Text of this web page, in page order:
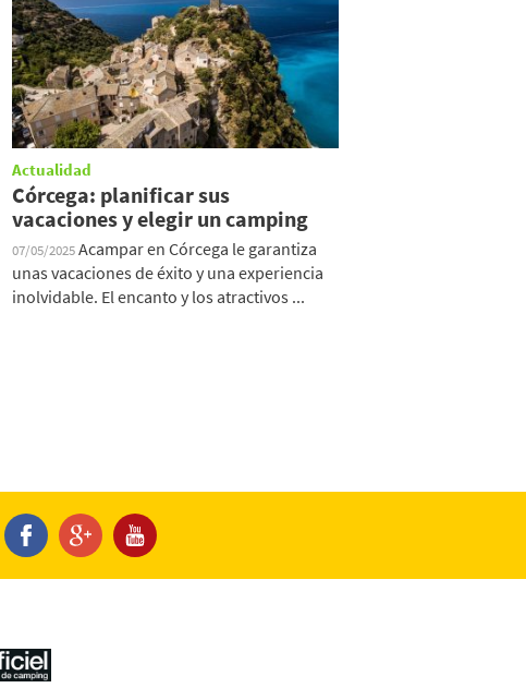
Actualidad
Córcega: planificar sus
vacaciones y elegir un camping
07/05/2025Acampar en Córcega le garantiza
unas vacaciones de éxito y una experiencia
inolvidable. El encanto y los atractivos ...